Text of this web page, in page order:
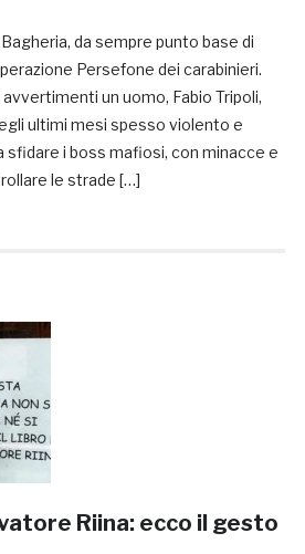
da sempre punto base di
Persefone dei carabinieri.
un uomo, Fabio Tripoli,
ultimi mesi spesso violento e
sfidare i boss mafiosi, con minacce e
le strade […]
Riina: ecco il gesto